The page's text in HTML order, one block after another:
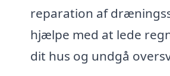
reparation af
hjælpe med at lede
dit hus og undgå